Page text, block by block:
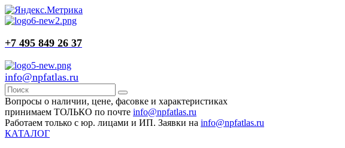
+7 495 849 26 37
info@npfatlas.ru
Вопросы о наличии, цене, фасовке и характеристиках
принимаем ТОЛЬКО по почте info@npfatlas.ru
Работаем только с юр. лицами и ИП. Заявки на info@npfatlas.ru
КАТАЛОГ